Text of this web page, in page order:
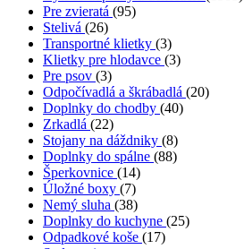
Pre zvieratá (95)
Stelivá (26)
Transportné klietky (3)
Klietky pre hlodavce (3)
Pre psov (3)
Odpočívadlá a škrábadlá (20)
Doplnky do chodby (40)
Zrkadlá (22)
Stojany na dáždniky (8)
Doplnky do spálne (88)
Šperkovnice (14)
Úložné boxy (7)
Nemý sluha (38)
Doplnky do kuchyne (25)
Odpadkové koše (17)